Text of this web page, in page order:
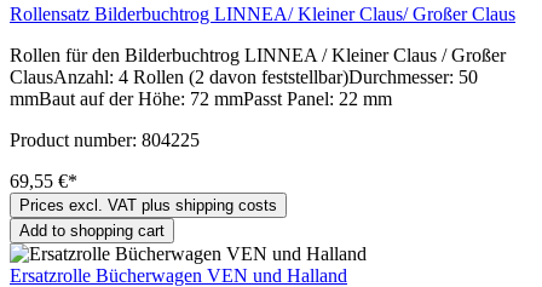
Rollensatz Bilderbuchtrog LINNEA/ Kleiner Claus/ Großer Claus
Rollen für den Bilderbuchtrog LINNEA / Kleiner Claus / Großer
ClausAnzahl: 4 Rollen (2 davon feststellbar)Durchmesser: 50
mmBaut auf der Höhe: 72 mmPasst Panel: 22 mm
Product number: 804225
69,55 €*
Prices excl. VAT plus shipping costs
Add to shopping cart
Ersatzrolle Bücherwagen VEN und Halland